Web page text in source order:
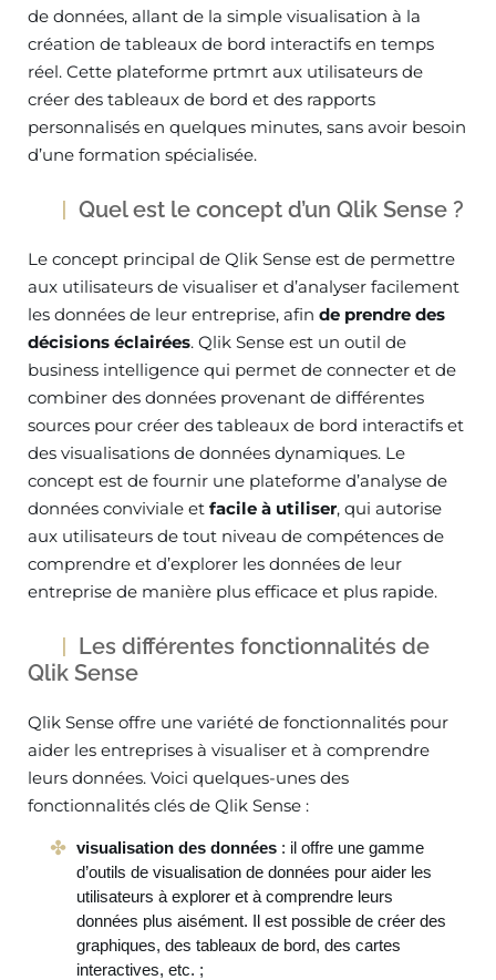
de données, allant de la simple visualisation à la
création de tableaux de bord interactifs en temps
réel. Cette plateforme prtmrt aux utilisateurs de
créer des tableaux de bord et des rapports
personnalisés en quelques minutes, sans avoir besoin
d’une formation spécialisée.
Quel est le concept d’un Qlik Sense ?
Le concept principal de Qlik Sense est de permettre
aux utilisateurs de visualiser et d’analyser facilement
les données de leur entreprise, afin de prendre des
décisions éclairées. Qlik Sense est un outil de
business intelligence qui permet de connecter et de
combiner des données provenant de différentes
sources pour créer des tableaux de bord interactifs et
des visualisations de données dynamiques. Le
concept est de fournir une plateforme d’analyse de
données conviviale et facile à utiliser, qui autorise
aux utilisateurs de tout niveau de compétences de
comprendre et d’explorer les données de leur
entreprise de manière plus efficace et plus rapide.
Les différentes fonctionnalités de
Qlik Sense
Qlik Sense offre une variété de fonctionnalités pour
aider les entreprises à visualiser et à comprendre
leurs données. Voici quelques-unes des
fonctionnalités clés de Qlik Sense :
visualisation des données : il offre une gamme
d’outils de visualisation de données pour aider les
utilisateurs à explorer et à comprendre leurs
données plus aisément. Il est possible de créer des
graphiques, des tableaux de bord, des cartes
interactives, etc. ;